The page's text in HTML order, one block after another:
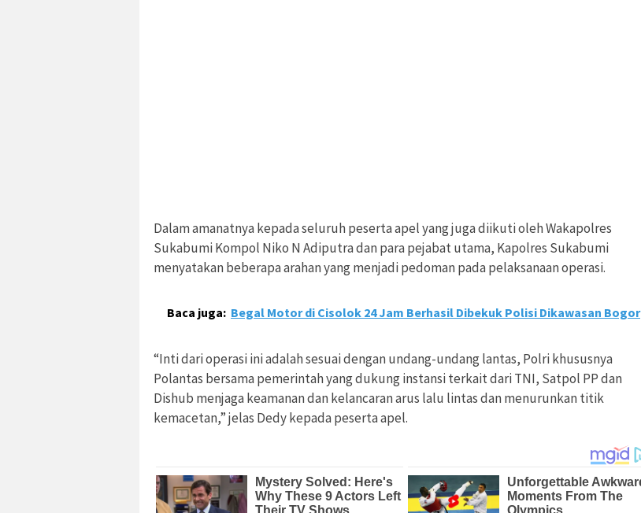
Dalam amanatnya kepada seluruh peserta apel yang juga diikuti oleh Wakapolres
Sukabumi Kompol Niko N Adiputra dan para pejabat utama, Kapolres Sukabumi
menyatakan beberapa arahan yang menjadi pedoman pada pelaksanaan operasi.
Baca juga: Begal Motor di Cisolok 24 Jam Berhasil Dibekuk Polisi Dikawasan Bogor
“Inti dari operasi ini adalah sesuai dengan undang-undang lantas, Polri khususnya
Polantas bersama pemerintah yang dukung instansi terkait dari TNI, Satpol PP dan
Dishub menjaga keamanan dan kelancaran arus lalu lintas dan menurunkan titik
kemacetan,” jelas Dedy kepada peserta apel.